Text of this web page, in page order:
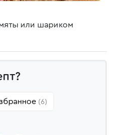
мяты или шариком
(6)